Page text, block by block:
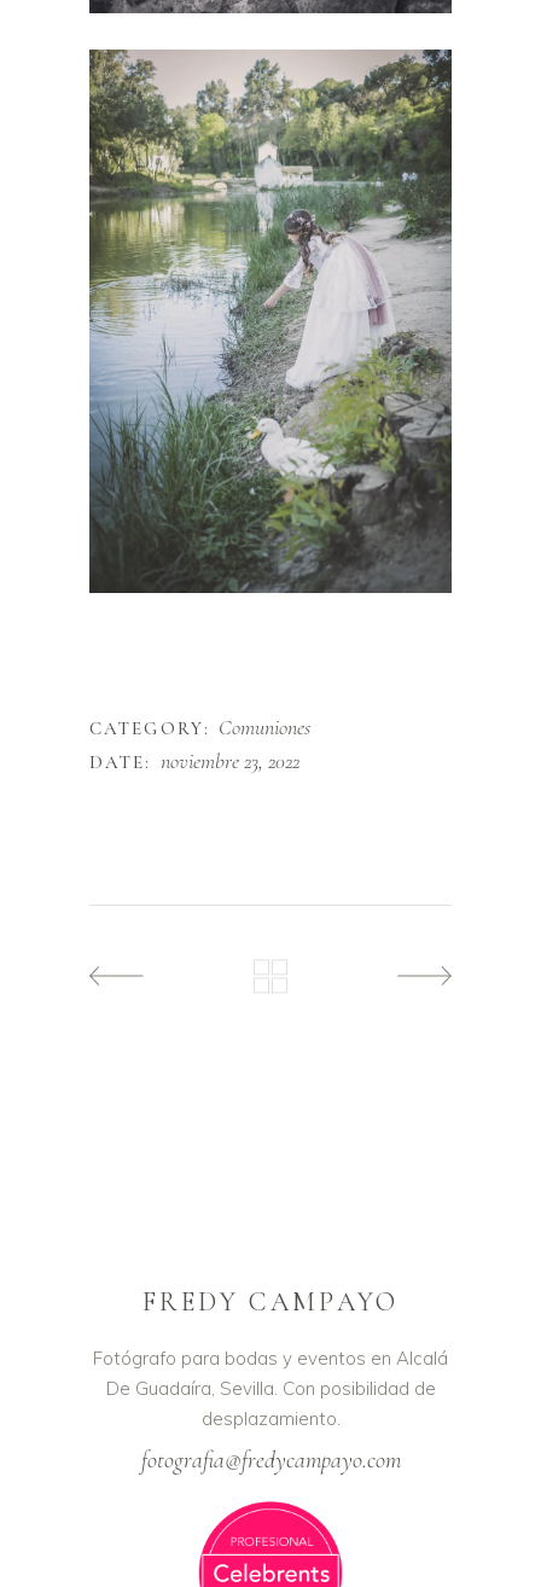
CATEGORY: Comuniones
DATE: noviembre 23, 2022
FREDY CAMPAYO
Fotógrafo para bodas y eventos en Alcalá
De Guadaíra, Sevilla. Con posibilidad de
desplazamiento.
fotografia@fredycampayo.com